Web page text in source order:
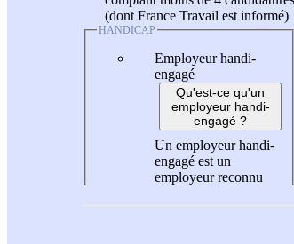
(dont France Travail est informé)
HANDICAP
Employeur handi-
engagé
Qu'est-ce qu'un
employeur handi-
engagé ?
Un employeur handi-
engagé est un
employeur reconnu